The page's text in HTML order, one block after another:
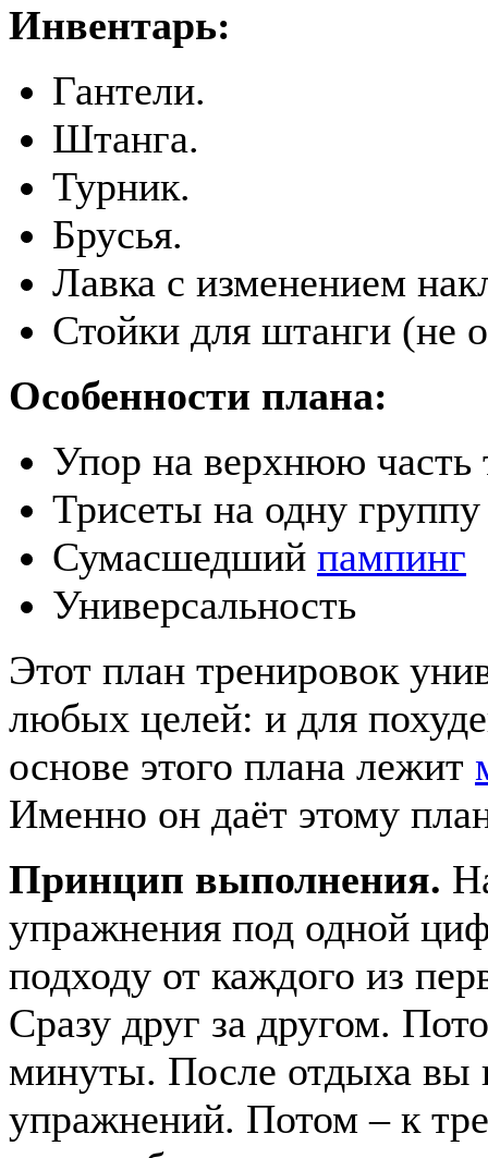
Инвентарь:
Гантели.
Штанга.
Турник.
Брусья.
Лавка с изменением
Стойки для штанги (не
Особенности плана:
Упор на верхнюю часть
Трисеты на одну
Сумасшедший пампинг
Универсальность
Этот план тренировок
любых целей: и для
основе этого плана лежит
Именно он даёт этому
Принцип выполнения.
упражнения под одной
подходу от каждого из
Сразу друг за другом.
минуты. После отдыха вы
упражнений. Потом – к